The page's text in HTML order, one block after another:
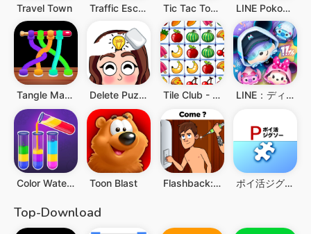
Travel Town Traffic Escape! Tic Tac Toe - 2 Player XO LINE Pokopoko
Tangle Master 3D Delete Puzzle: Brain Games Tile Club - 3-Gewinnt-Spiel LINE：ディズニー ツムツム
Color Water Sort Woody Puzzle Toon Blast Flashback: Knifflige Rätsel ポイ活ジグソー：ポイントが稼げるパズルゲーム
Top-Download